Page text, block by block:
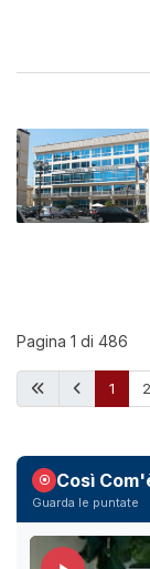
Pagina 1 di 486
1 2
Così
Guarda le puntate